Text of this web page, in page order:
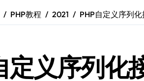
部署与编排优化：赋能高效运维
PHP教程 2021 PHP自定义序列
定义序列化